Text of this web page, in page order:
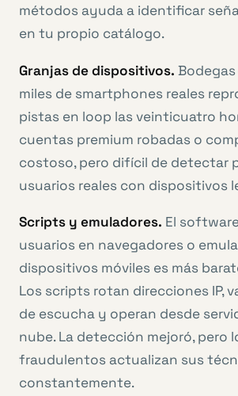
métodos ayuda a identificar
en tu propio catálogo.
Granjas de dispositivos.
miles de smartphones reales
pistas en loop las veinticuatro
cuentas premium robadas o
costoso, pero difícil de detectar
usuarios reales con dispositivos
Scripts y emuladores. El
usuarios en navegadores o
dispositivos móviles es más
Los scripts rotan direcciones IP,
de escucha y operan desde
nube. La detección mejoró, pero
fraudulentos actualizan sus
constantemente.